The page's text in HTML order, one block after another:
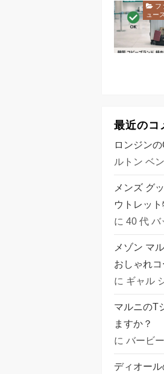
フ
ュース
最近のコ
ロンジン
ルトン ベ
メンズ グ
ウトレッ
に 40 代 バ
メゾン マ
おしゃれ
に ギャル
マルニのT
ますか？
に バービ
ディオー